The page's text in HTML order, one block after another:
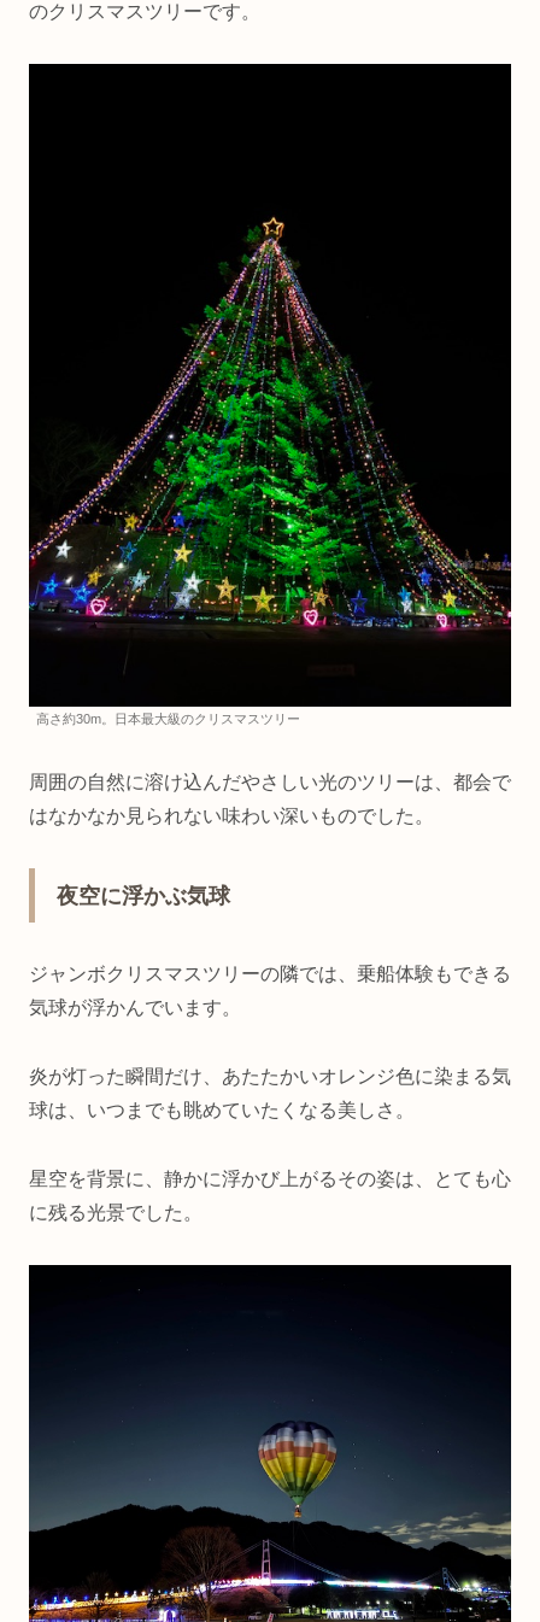
のクリスマスツリーです。
高さ約30m。日本最大級のクリスマスツリー
周囲の自然に溶け込んだやさしい光のツリーは、都会で
はなかなか見られない味わい深いものでした。
夜空に浮かぶ気球
ジャンボクリスマスツリーの隣では、乗船体験もできる
気球が浮かんでいます。
炎が灯った瞬間だけ、あたたかいオレンジ色に染まる気
球は、いつまでも眺めていたくなる美しさ。
星空を背景に、静かに浮かび上がるその姿は、とても心
に残る光景でした。